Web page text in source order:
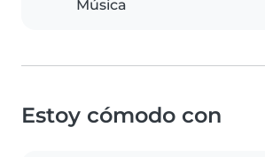
Música
Estoy cómodo con